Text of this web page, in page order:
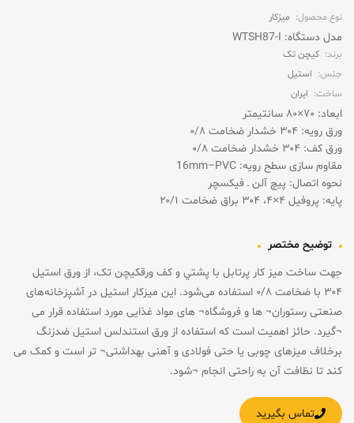
جهت ساخت ميز کار پرتابل با پشتي و کف ورقکیچن تک، از ورق استیل
۳۰۴ با ضخامت ۰/۸ استفاده می‌شود. این میزکار استیل در آشپزخانه‌های
صنعتی رستوران¬ ها و فروشگاه¬ های مواد غذایی مورد استفاده قرار می
¬گیرد. حائز اهمیت است که استفاده از ورق استندلس استیل ضدزنگ
برخلاف میزهای چوبی یا حتی فولادی و آهنی بهداشتی¬ تر است و کمک می
کند تا نظافت آن به راحتی انجام ¬شود.
نوع محصول: میزکار
مدل دستگاه: WTSH87-I
برند: کیچن تک
جنس: استیل
ساخت: ایران
ابعاد: ۷۰×۸۰ سانتیمتر
ورق رویه: ۳۰۴ خشدار ضخامت ۰/۸
ورق کف: ۳۰۴ خشدار ضخامت ۰/۸
مقاوم سازی سطح رویه: 16mm–PVC
نحوه اتصال: پیچ آلن ـ فیکسچر
پایه: پروفیل ۴×۴، ۳۰۴ براق ضخامت ۲۰/۱
توضیح مختصر
تماس بگیرید